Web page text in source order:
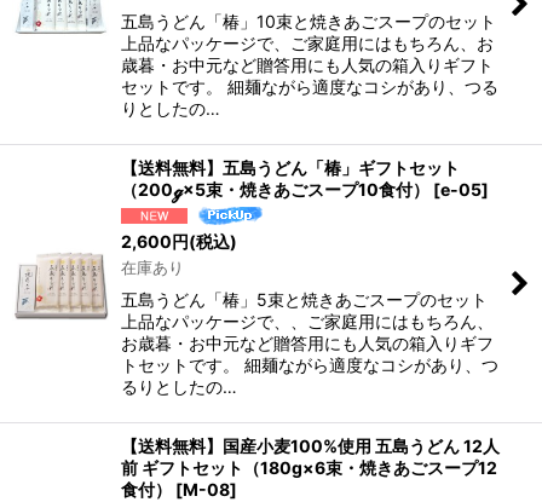
五島うどん「椿」10束と焼きあごスープのセット
上品なパッケージで、ご家庭用にはもちろん、お
歳暮・お中元など贈答用にも人気の箱入りギフト
セットです。 細麺ながら適度なコシがあり、つる
りとしたの…
【送料無料】五島うどん「椿」ギフトセット
（200ℊ×5束・焼きあごスープ10食付）
[e-05]
2,600円(税込)
在庫あり
五島うどん「椿」5束と焼きあごスープのセット
上品なパッケージで、、ご家庭用にはもちろん、
お歳暮・お中元など贈答用にも人気の箱入りギフ
トセットです。 細麺ながら適度なコシがあり、つ
るりとしたの…
【送料無料】国産小麦100%使用 五島うどん 12人
前 ギフトセット（180g×6束・焼きあごスープ12
食付）
[M-08]